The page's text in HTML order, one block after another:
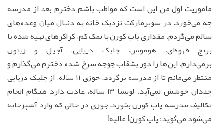
ماموریت اول من این است که مواظب باشم دخترم بعد از مدرسه
چه می‌خورد. در سوپرمارکت نزدیک خانه به دنبال میان وعده‌های
سالم می‌گردم. مقداری پاپ کورن با نمک کم، کراکرهای تهیه شده با
برنج قهوه‌ای، هوموس، جلبک دریایی، آجیل و زیتون
برمی‌دارم. این‌ها را دور بشقاب جوجه سرخ شده دخترم می‌گذارم و
منتظر می‌مانم تا از مدرسه برگردد. جوزی 11 ساله، از جلبک دریایی
چندان خوشش نمی‌آید. لویسا 13 ساله، عادت دارد هنگام انجام
تکالیف مدرسه پاپ کورن بخورد. جوزی در حالی که وارد آشپزخانه
می‌شود می‌گوید: پاپ کورن! عالیه!